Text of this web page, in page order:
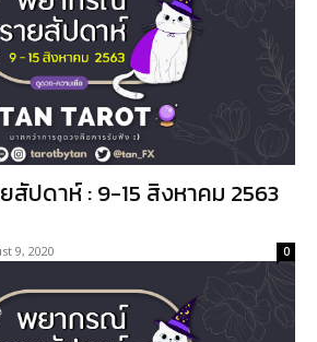
ปดาห์ : 9-15 สิงหาคม 2563
9, 2020 0